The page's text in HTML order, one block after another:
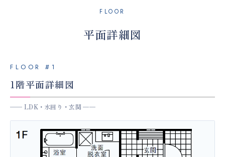
FLOOR
平面詳細図
FLOOR #1
1階平面詳細図
── LDK・水回り・玄関 ──